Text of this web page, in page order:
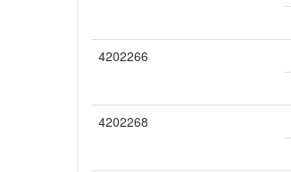
4202266
4202268